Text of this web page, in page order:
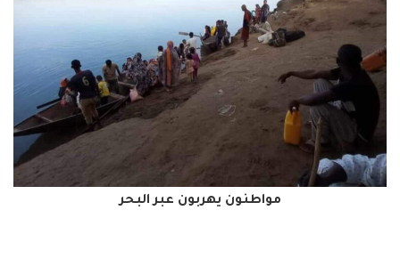
مواطنون يهربون عبر البحر